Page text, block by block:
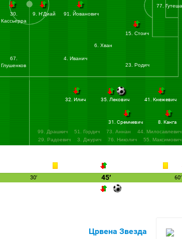
67.
Глушенков
30.
Кассьерра
77. Гутеша
23. Родич
15. Стоич
91. Йованович
6. Хван
4. Иванич
9. Н'Диай
41. Кнежевич
35. Лекович
32. Илич
8. Канга
31. Сремчевич
99. Драшкич
51. Гордич 73. Аннан
44. Милосавлевич
29. Радоевич
3. Джурич 76. Николич
55. Максимович
30′ 45′ 60′
Црвена Звезда